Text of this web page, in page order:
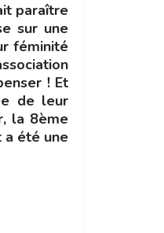
paraître
sur une
féminité
! Et
de leur
la 8ème
a été une